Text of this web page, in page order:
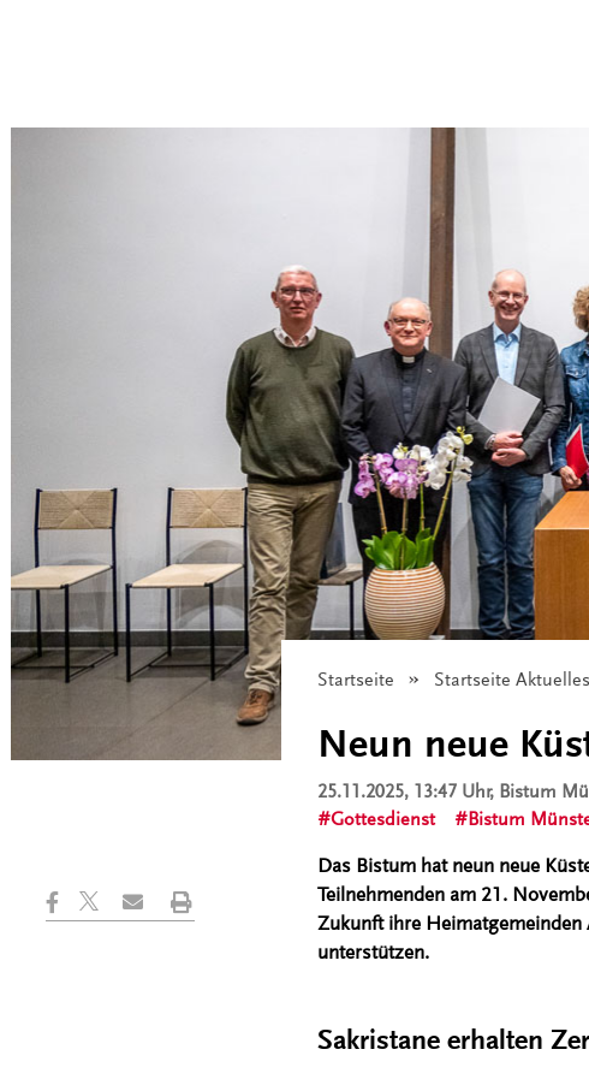
Startseite Startseite Aktuelles
Neun neue
25.11.2025, 13:47 Uhr, Bistum
Gottesdienst
Bistum
Das Bistum hat neun neue
Teilnehmenden am 21.
Zukunft ihre Heimatgemeinden
unterstützen.
Sakristane erhalten